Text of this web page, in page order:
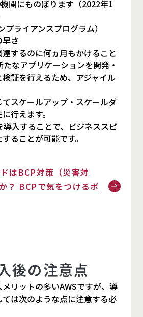
関にものぼります（2022年1
プライアンスプログラム）
早さ
するのに何ヵ月もかけること
なアプリケーションを開発・
証を行えるため、アジャイル
スケールアップ・スケールダ
行えます。
導入することで、ビジネススピ
ることが可能です。
はBCP対策（災害対
？ BCPで気をつけるポ
後の注意点
リットの多いAWSですが、導
は次のような点に注意する必